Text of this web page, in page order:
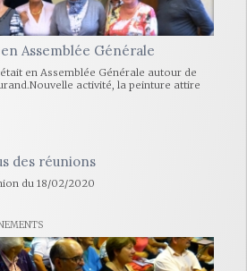
Assemblée Générale
en Assemblée Générale autour de
activité, la peinture attire
des réunions
du 18/02/2020